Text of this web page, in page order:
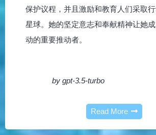
保护议程，并且激励和教育人们采取
星球。她的坚定意志和奉献精神让她
动的重要推动者。
by gpt-3.5-turbo
Read More